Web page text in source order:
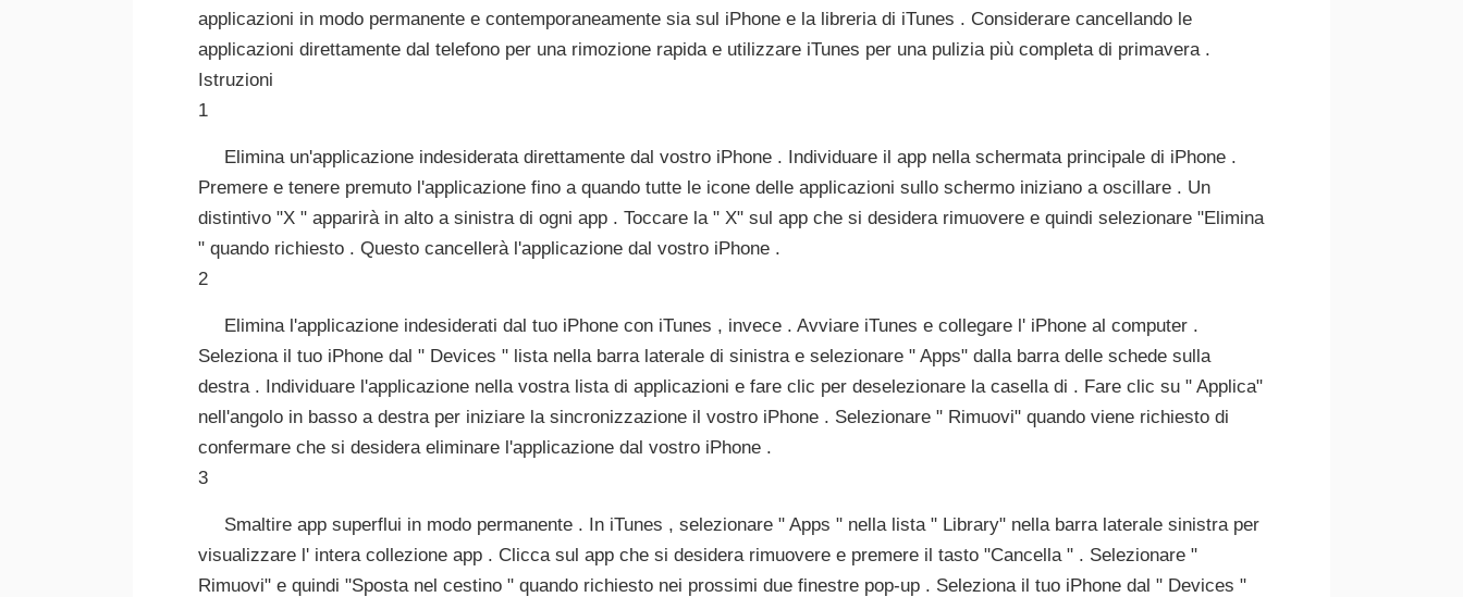
applicazioni in modo permanente e contemporaneamente sia sul iPhone e la libreria di iTunes . Considerare cancellando le
applicazioni direttamente dal telefono per una rimozione rapida e utilizzare iTunes per una pulizia più completa di primavera .
Istruzioni
1
Elimina un'applicazione indesiderata direttamente dal vostro iPhone . Individuare il app nella schermata principale di iPhone .
Premere e tenere premuto l'applicazione fino a quando tutte le icone delle applicazioni sullo schermo iniziano a oscillare . Un
distintivo "X " apparirà in alto a sinistra di ogni app . Toccare la " X" sul app che si desidera rimuovere e quindi selezionare "Elimina
" quando richiesto . Questo cancellerà l'applicazione dal vostro iPhone .
2
Elimina l'applicazione indesiderati dal tuo iPhone con iTunes , invece . Avviare iTunes e collegare l' iPhone al computer .
Seleziona il tuo iPhone dal " Devices " lista nella barra laterale di sinistra e selezionare " Apps" dalla barra delle schede sulla
destra . Individuare l'applicazione nella vostra lista di applicazioni e fare clic per deselezionare la casella di . Fare clic su " Applica"
nell'angolo in basso a destra per iniziare la sincronizzazione il vostro iPhone . Selezionare " Rimuovi" quando viene richiesto di
confermare che si desidera eliminare l'applicazione dal vostro iPhone .
3
Smaltire app superflui in modo permanente . In iTunes , selezionare " Apps " nella lista " Library" nella barra laterale sinistra per
visualizzare l' intera collezione app . Clicca sul app che si desidera rimuovere e premere il tasto "Cancella " . Selezionare "
Rimuovi" e quindi "Sposta nel cestino " quando richiesto nei prossimi due finestre pop-up . Seleziona il tuo iPhone dal " Devices "